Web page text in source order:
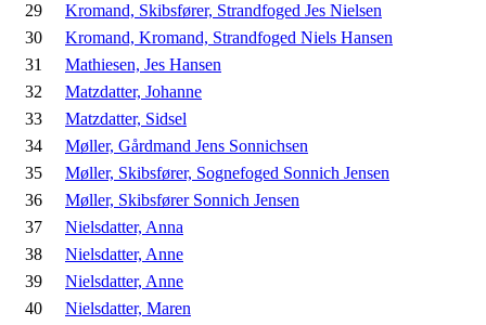
29
Kromand, Skibsfører, Strandfoged Jes Nielsen
30
Kromand, Kromand, Strandfoged Niels Hansen
31
Mathiesen, Jes Hansen
32
Matzdatter, Johanne
33
Matzdatter, Sidsel
34
Møller, Gårdmand Jens Sonnichsen
35
Møller, Skibsfører, Sognefoged Sonnich Jensen
36
Møller, Skibsfører Sonnich Jensen
37
Nielsdatter, Anna
38
Nielsdatter, Anne
39
Nielsdatter, Anne
40
Nielsdatter, Maren